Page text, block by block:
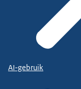
AI-gebruik